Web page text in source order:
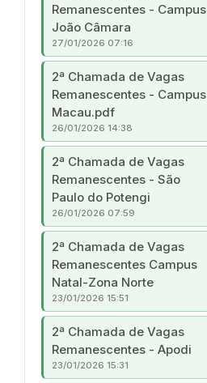
Remanescentes - Campus
João Câmara
27/01/2026 07:16
2ª Chamada de Vagas
Remanescentes - Campus
Macau.pdf
26/01/2026 14:38
2ª Chamada de Vagas
Remanescentes - São
Paulo do Potengi
26/01/2026 07:59
2ª Chamada de Vagas
Remanescentes Campus
Natal-Zona Norte
23/01/2026 15:51
2ª Chamada de Vagas
Remanescentes - Apodi
23/01/2026 15:31